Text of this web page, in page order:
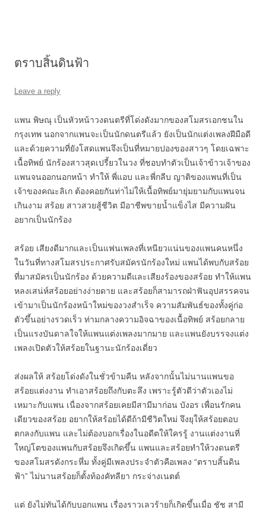
ตราบสิ้นดินฟ้า
Leave a reply
แพน พิษณุ เป็นหัวหน้าวงดนตรีที่โด่งดังมากของสโมสรเอกชนใน
กรุงเทพ นอกจากแพนจะเป็นนักดนตรีแล้ว ยังเป็นนักแต่งเพลงฝีมือดี
และด้วยความที่ยังโสดแพนจึงเป็นที่หมายปองของสาวๆ โดยเฉพาะ
เนื้อทิพย์ นักร้องสาวสุดเปรี้ยวในวง ที่ชอบทำตัวเป็นเจ้าข้าวเจ้าของ
แพนจนออกนอกหน้า ทำให้ พี่แอบ และพี่กลีบ ญาติของแพนที่เป็น
เจ้าของคณะลิเก ต้องคอยกันท่าไม่ให้เนื้อทิพย์มายุ่มยามกับแพนจน
เกินงาม สร้อย สาวสวยสู้ชีวิต มีอาชีพขายน้ำแข็งไส มีความฝัน
อยากเป็นนักร้อง
สร้อย เสียงดีมากและเป็นแฟนเพลงที่เหนียวแน่นของแพนคนหนึ่ง
ในวันที่ทางสโมสรประกาศรับสมัครนักร้องใหม่ แพนได้พบกับสร้อย
ที่มาสมัครเป็นนักร้อง ด้วยความดีและเสียงร้องของสร้อย ทำให้แพน
หลงเสน่ห์สร้อยอย่างง่ายดาย และสร้อยก็สามารถฝ่าฟันอุปสรรคจน
เข้ามาเป็นนักร้องหน้าใหม่ของวงสำเร็จ ความสัมพันธ์ของทั้งคู่ก่อ
ตัวขึ้นอย่างรวดเร็ว ท่ามกลางความอิจฉาของเนื้อทิพย์ สร้อยกลาย
เป็นแรงบันดาลใจให้แพนแต่งเพลงมากมาย และแพนยังบรรจงแต่ง
เพลงเปิดตัวให้สร้อยในฐานะนักร้องเดี่ยว
ส่งผลให้ สร้อยโด่งดังในชั่วข้ามคืน หลังจากนั้นไม่นานแพนขอ
สร้อยแต่งงาน ทำเอาสร้อยถึงกับตะลึง เพราะรู้ตัวดีว่าตัวเองไม่
เหมาะกับแพน เนื่องจากสร้อยเคยมีสามีมาก่อน บังอร เพื่อนรักคน
เดียวของสร้อย อยากให้สร้อยได้ดีถ้ามีชีวิตใหม่ จึงยุให้สร้อยตอบ
ตกลงกับแพน และไม่ต้องบอกเรื่องในอดีตให้ใครรู้ งานแต่งงานที่
ใหญ่โตของแพนกับสร้อยจึงเกิดขึ้น แพนและสร้อยทำให้วงดนตรี
ของสโมสรดังกระหึ่ม ทั้งคู่มีเพลงประจำตัวคือเพลง “ตราบสิ้นดิน
ฟ้า” ไม่นานสร้อยก็ตั้งท้องคัทลียา กระจ่างเนตต์
แต่ ยังไม่ทันได้กับบอกแพน เรื่องราวเลวร้ายก็เกิดขึ้นเมื่อ ชัช สามี